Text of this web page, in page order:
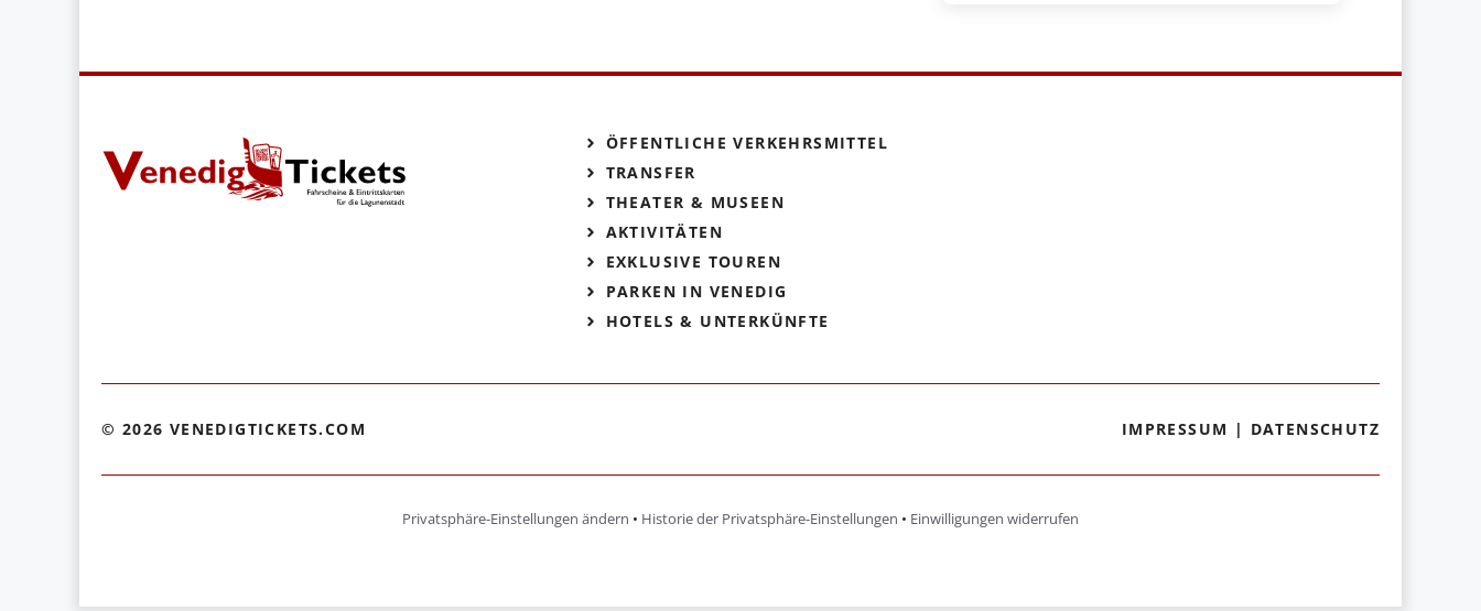
ÖFFENTLICHE VERKEHRSMITTEL
TRANSFER
THEATER & MUSEEN
AKTIVITÄTEN
EXKLUSIVE TOUREN
PARKEN IN VENEDIG
HOTELS & UNTERKÜNFTE
© 2026 VENEDIGTICKETS.COM IMPRESSUM | DATENSCHUTZ
Privatsphäre-Einstellungen ändern • Historie der Privatsphäre-Einstellungen • Einwilligungen widerrufen